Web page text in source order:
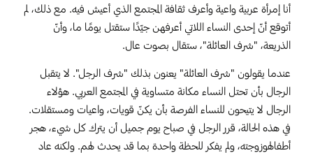
أنا إمرأة عربية واعية وأعرف ثقافة المجتمع الذي أعيش فيه. مع ذلك، لم
أتوقع أنّ إحدى النساء اللاتي أعرفهن جيّدًا ستقتل يومًا ما، وأنّ
الذريعة، "شرف العائلة"، ستقال بصوت عال.
عندما يقولون "شرف العائلة" يعنون بذلك "شرف الرجل". لا يتقبل
الرجال بأن تحتل النساء مكانة متساوية في المجتمع العربي. هؤلاء
الرجال لا يتيحون للنساء الفرصة بأن يكنّ قويات، واعيات ومستقلات.
في هذه الحالة، قرر الرجل في صباح يوم جميل أن يترك كل شيء، هجر
أطفالهوزوجته، ولم يفكر للحظة واحدة بما قد يحدث لهم. ولكنه عاد